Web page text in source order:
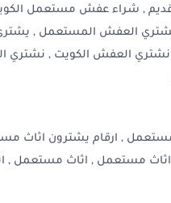
, شراء عفش مستعمل
العفش المستعمل ,
العفش الكويت , نشتري
, ارقام يشترون اثاث
اثاث مستعمل , اثاث مستعمل ,